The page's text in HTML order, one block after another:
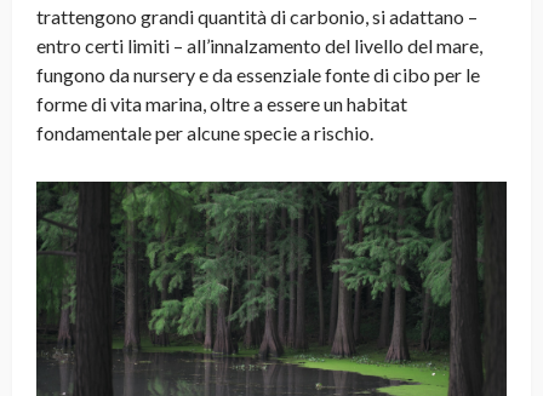
trattengono grandi quantità di carbonio, si adattano –
entro certi limiti – all’innalzamento del livello del mare,
fungono da nursery e da essenziale fonte di cibo per le
forme di vita marina, oltre a essere un habitat
fondamentale per alcune specie a rischio.